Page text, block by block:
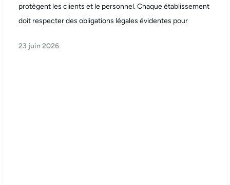
protègent les clients et le personnel. Chaque établissement
doit respecter des obligations légales évidentes pour
23 juin 2026